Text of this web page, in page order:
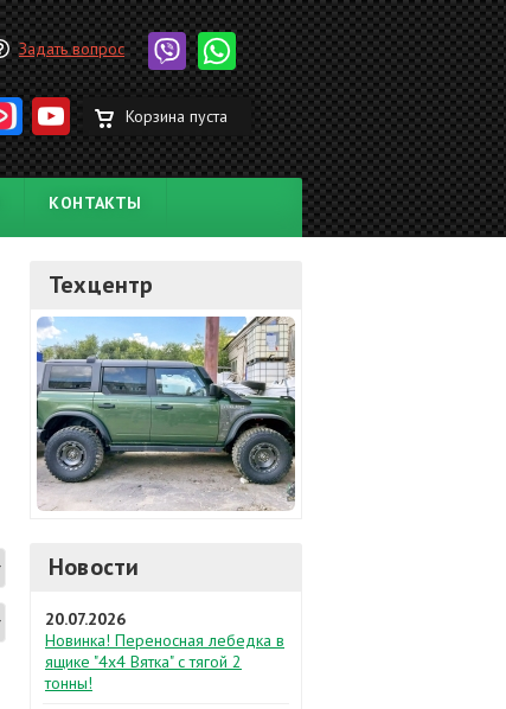
Задать вопрос
Корзина пуста
КОНТАКТЫ
Техцентр
Новости
20.07.2026
Новинка! Переносная лебедка в
ящике "4х4 Вятка" с тягой 2
тонны!